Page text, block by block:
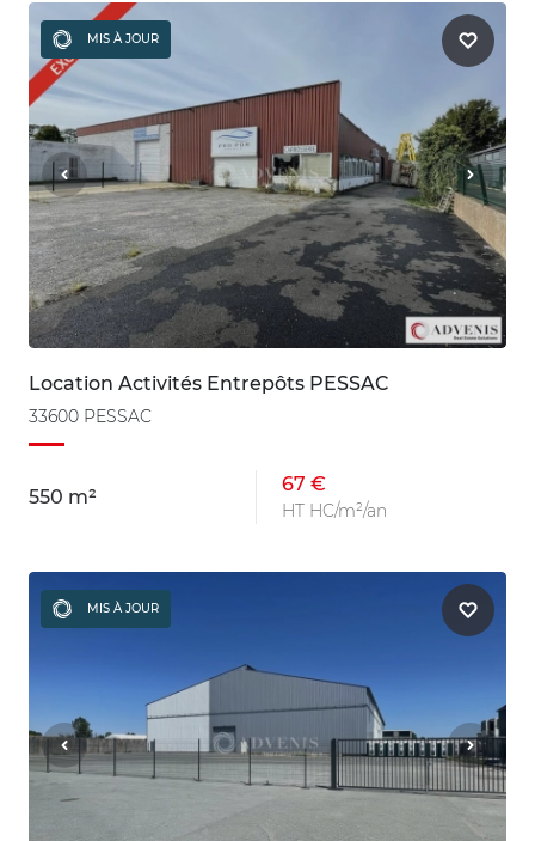
MIS À JOUR
Location Activités Entrepôts PESSAC
33600 PESSAC
550 m²
67 €
HT HC/m²/an
MIS À JOUR